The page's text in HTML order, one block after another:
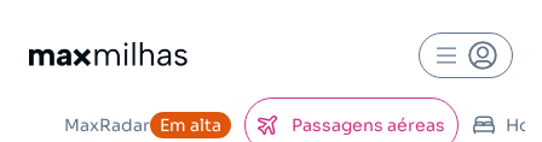
MaxRadar Em alta Passagens aéreas